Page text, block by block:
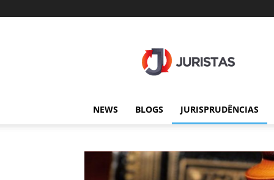
NEWS BLOGS JURISPRUDÊNCIAS